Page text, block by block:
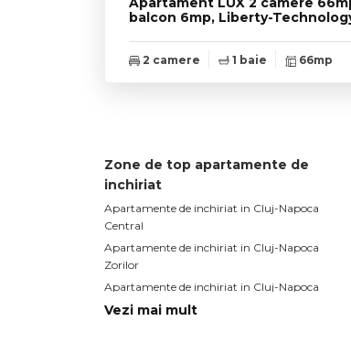
balcon 6mp, Liberty-
2 camere 1 baie 66mp
Zone de top apartamente de
inchiriat
Apartamente de inchiriat in Cluj-Napoca
Central
Apartamente de inchiriat in Cluj-Napoca
Zorilor
Apartamente de inchiriat in Cluj-Napoca
Gheorgheni
Vezi mai mult